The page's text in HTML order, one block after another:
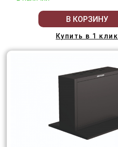
В КОРЗИНУ
Купить в 1 клик